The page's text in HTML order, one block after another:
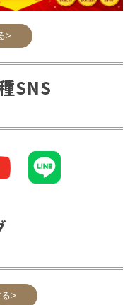
>
SNS
>